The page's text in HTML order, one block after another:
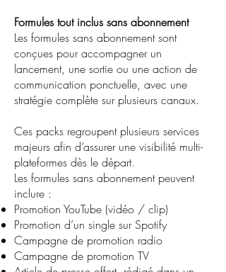
Formules tout inclus sans abonnement
Les formules sans abonnement sont
conçues pour accompagner un
lancement, une sortie ou une action de
communication ponctuelle, avec une
stratégie complète sur plusieurs canaux.
Ces packs regroupent plusieurs services
majeurs afin d’assurer une visibilité multi-
plateformes dès le départ.
Les formules sans abonnement peuvent
inclure :
Promotion YouTube (vidéo / clip)
Promotion d’un single sur Spotify
Campagne de promotion radio
Campagne de promotion TV